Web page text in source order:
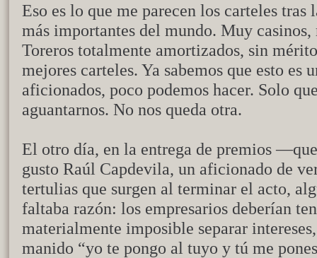
Eso es lo que me parecen los carteles tras
más importantes del mundo. Muy
Toreros totalmente amortizados, sin
mejores carteles. Ya sabemos que esto es
aficionados, poco podemos hacer. Solo
aguantarnos. No nos queda otra.
El otro día, en la entrega de premios
gusto Raúl Capdevila, un aficionado de
tertulias que surgen al terminar el acto,
faltaba razón: los empresarios deberían
materialmente imposible separar
manido “yo te pongo al tuyo y tú me